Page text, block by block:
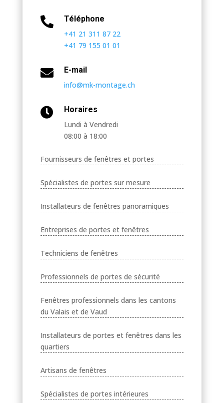

Téléphone
+41 21 311 87 22
+41 79 155 01 01

E-mail
info@mk-montage.ch

Horaires
Lundi à Vendredi
08:00 à 18:00
Fournisseurs de fenêtres et portes
Spécialistes de portes sur mesure
Installateurs de fenêtres panoramiques
Entreprises de portes et fenêtres
Techniciens de fenêtres
Professionnels de portes de sécurité
Fenêtres professionnels dans les cantons
du Valais et de Vaud
Installateurs de portes et fenêtres dans les
quartiers
Artisans de fenêtres
Spécialistes de portes intérieures